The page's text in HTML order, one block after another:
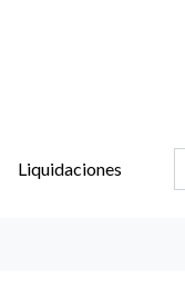
Liquidaciones